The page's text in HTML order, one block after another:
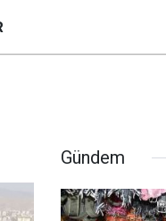
Gündem